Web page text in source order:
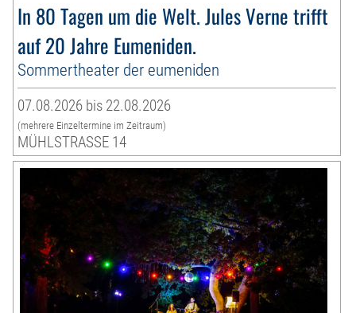
In 80 Tagen um die Welt. Jules Verne trifft
auf 20 Jahre Eumeniden.
Sommertheater der eumeniden
07.08.2026 bis 22.08.2026
(mehrere Einzeltermine im Zeitraum)
MÜHLSTRASSE 14